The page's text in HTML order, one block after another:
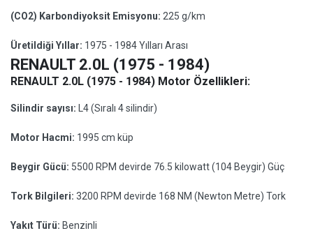
(CO2) Karbondiyoksit Emisyonu: 225 g/km
Üretildiği Yıllar: 1975 - 1984 Yılları Arası
RENAULT 2.0L (1975 - 1984)
RENAULT 2.0L (1975 - 1984) Motor Özellikleri:
Silindir sayısı: L4 (Sıralı 4 silindir)
Motor Hacmi: 1995 cm küp
Beygir Gücü: 5500 RPM devirde 76.5 kilowatt (104 Beygir) Güç
Tork Bilgileri: 3200 RPM devirde 168 NM (Newton Metre) Tork
Yakıt Türü: Benzinli